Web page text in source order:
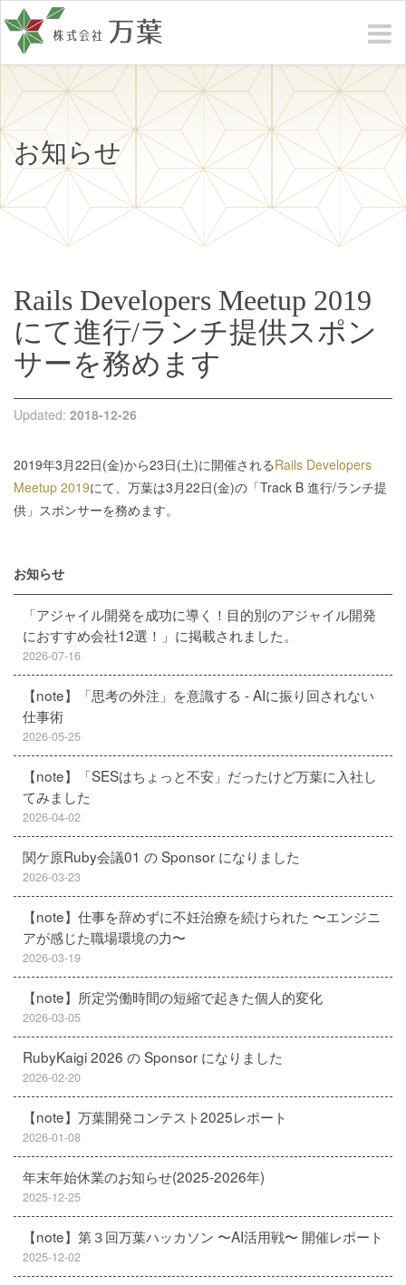
お知らせ
Rails Developers Meetup 2019
にて進行/ランチ提供スポン
サーを務めます
Updated: 2018-12-26
2019年3月22日(金)から23日(土)に開催されるRails Developers
Meetup 2019にて、万葉は3月22日(金)の「Track B 進行/ランチ提
供」スポンサーを務めます。
お知らせ
「アジャイル開発を成功に導く！目的別のアジャイル開発
におすすめ会社12選！」に掲載されました。
2026-07-16
【note】「思考の外注」を意識する - AIに振り回されない
仕事術
2026-05-25
【note】「SESはちょっと不安」だったけど万葉に入社し
てみました
2026-04-02
関ケ原Ruby会議01 の Sponsor になりました
2026-03-23
【note】仕事を辞めずに不妊治療を続けられた 〜エンジニ
アが感じた職場環境の力〜
2026-03-19
【note】所定労働時間の短縮で起きた個人的変化
2026-03-05
RubyKaigi 2026 の Sponsor になりました
2026-02-20
【note】万葉開発コンテスト2025レポート
2026-01-08
年末年始休業のお知らせ(2025-2026年)
2025-12-25
【note】第３回万葉ハッカソン 〜AI活用戦〜 開催レポート
2025-12-02